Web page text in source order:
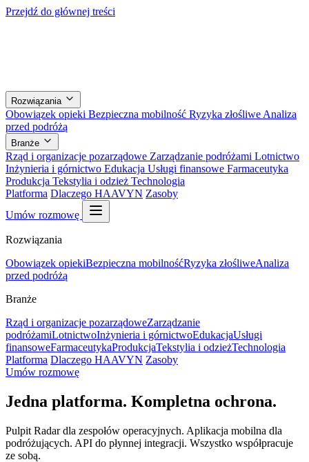
Przejdź do głównej treści
Rozwiązania
Obowiązek opieki Bezpieczna mobilność Ryzyka złośliwe Analiza
przed podróżą
Branże
Rząd i organizacje pozarządowe Zarządzanie podróżami Lotnictwo
Inżynieria i górnictwo Edukacja Usługi finansowe Farmaceutyka
Produkcja Tekstylia i odzież Technologia
Platforma Dlaczego HAAVYN Zasoby
Umów rozmowę
Rozwiązania
Obowiązek opiekiBezpieczna mobilnośćRyzyka złośliweAnaliza
przed podróżą
Branże
Rząd i organizacje pozarządoweZarządzanie
podróżamiLotnictwoInżynieria i górnictwoEdukacjaUsługi
finansoweFarmaceutykaProdukcjaTekstylia i odzieżTechnologia
Platforma Dlaczego HAAVYN Zasoby
Umów rozmowę
Jedna platforma. Kompletna ochrona.
Pulpit Radar dla zespołów operacyjnych. Aplikacja mobilna dla
podróżujących. API do płynnej integracji. Wszystko współpracuje
ze sobą.